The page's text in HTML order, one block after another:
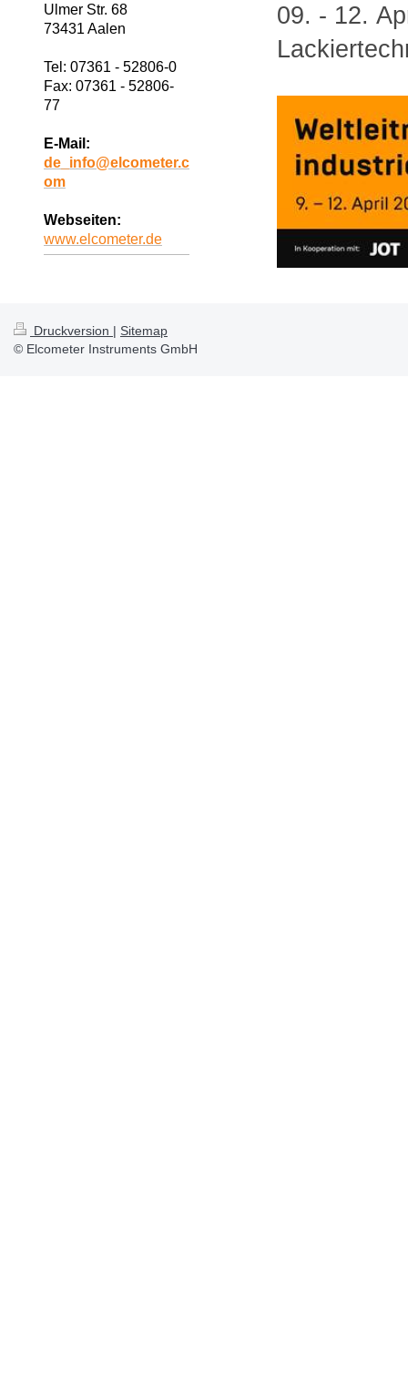
09. - 12.
Ulmer Str. 68
73431 Aalen
Tel: 07361 - 52806-0
Fax: 07361 - 52806-
77
E-Mail:
de_info@elcometer.c
om
Webseiten:
www.elcometer.de
Druckversion | Sitemap
© Elcometer Instruments GmbH